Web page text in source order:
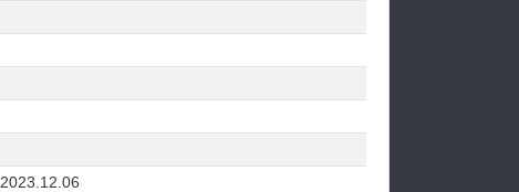
2023.12.06